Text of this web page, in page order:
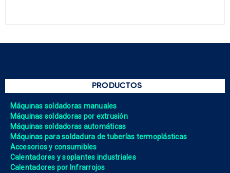
PRODUCTOS
Máquinas soldadoras manuales
Máquinas soldadoras por extrusión
Máquinas soldadoras automáticas
Máquinas para soldadura de tuberías termoplásticas
Accesorios y consumibles
Calentadores y soplantes industriales
Calentadores por Infrarrojos